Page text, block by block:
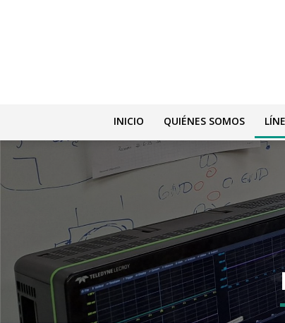
INICIO QUIÉNES SOMOS